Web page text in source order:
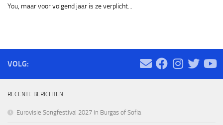
You, maar voor volgend jaar is ze verplicht...
VOLG:
RECENTE BERICHTEN
Eurovisie Songfestival 2027 in Burgas of Sofia